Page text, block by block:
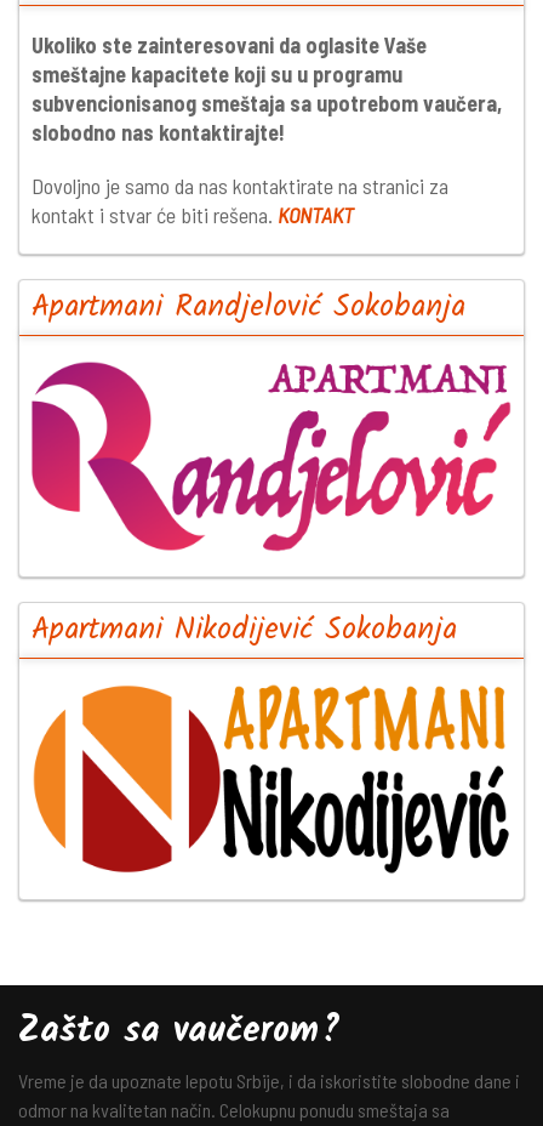
Ukoliko ste zainteresovani da oglasite Vaše
smeštajne kapacitete koji su u programu
subvencionisanog smeštaja sa upotrebom vaučera,
slobodno nas kontaktirajte!
Dovoljno je samo da nas kontaktirate na stranici za
kontakt i stvar će biti rešena. KONTAKT
Apartmani Randjelović Sokobanja
Apartmani Nikodijević Sokobanja
Zašto sa vaučerom?
Vreme je da upoznate lepotu Srbije, i da iskoristite slobodne dane i
odmor na kvalitetan način. Celokupnu ponudu smeštaja sa